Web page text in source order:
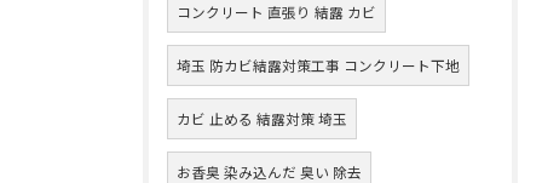
コンクリート 直張り 結露 カビ
埼玉 防カビ結露対策工事 コンクリート下地
カビ 止める 結露対策 埼玉
お香臭 染み込んだ 臭い 除去